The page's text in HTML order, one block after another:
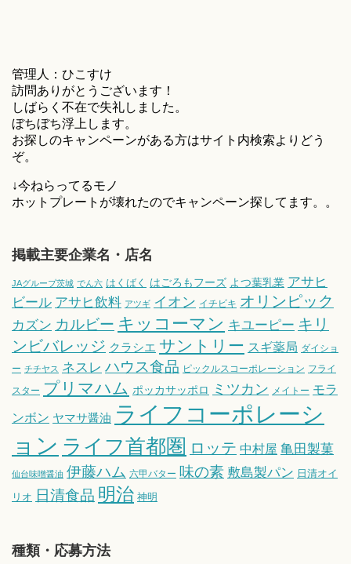
管理人：ひこすけ
訪問ありがとうございます！
しばらく不在で失礼しました。
ぼちぼち浮上します。
お探しのキャンペーンがある方はサイト内検索よりどう
ぞ。
↓今ねらってるモノ
ホットプレートが壊れたのでキャンペーン探してます。。
掲載主要企業名・店名
JAグループ茨城 でん六 はくばく はごろもフーズ よつ葉乳業 アサヒ
ビール アサヒ飲料 アツギ イオン イチビキ オリンピック
カズン カルビー キッコーマン キユーピー キリ
ンビバレッジ クラシエ サントリー スギ薬局 ダイショ
ー チチヤス ネスレ ハウス食品 ピックルスコーポレーション フライ
スター プリマハム ポッカサッポロ ミツカン メイトー モラ
ンボン ヤマサ醤油 ライフコーポレーシ
ョン ライフ首都圏 ロッテ 中村屋 亀田製菓
仙台味噌醤油 伊藤ハム 六甲バター 味の素 敷島製パン 日清オイ
リオ 日清食品 明治 神明
種類・応募方法